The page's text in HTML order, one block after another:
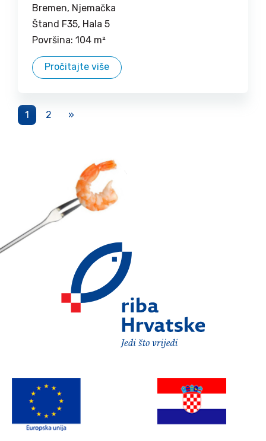
Bremen, Njemačka
Štand F35, Hala 5
Površina: 104 m²
Pročitajte više
1 2 »